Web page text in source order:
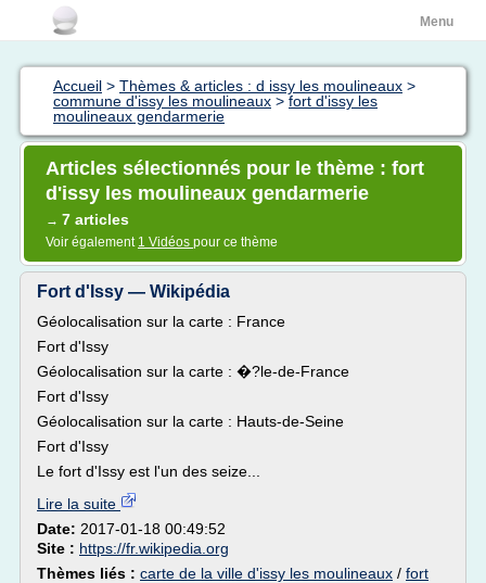
Menu
Accueil > Thèmes & articles : d issy les moulineaux >
commune d'issy les moulineaux > fort d'issy les
moulineaux gendarmerie
Articles sélectionnés pour le thème : fort
d'issy les moulineaux gendarmerie
→ 7 articles
Voir également 1 Vidéos pour ce thème
Fort d'Issy — Wikipédia
Géolocalisation sur la carte : France
Fort d'Issy
Géolocalisation sur la carte : �?le-de-France
Fort d'Issy
Géolocalisation sur la carte : Hauts-de-Seine
Fort d'Issy
Le fort d'Issy est l'un des seize...
Lire la suite
Date: 2017-01-18 00:49:52
Site : https://fr.wikipedia.org
Thèmes liés : carte de la ville d'issy les moulineaux / fort